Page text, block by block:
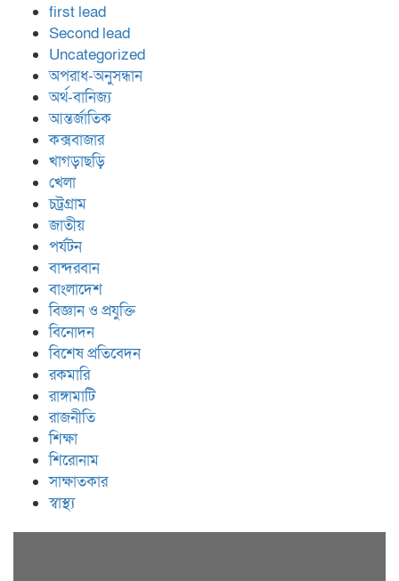
first lead
Second lead
Uncategorized
অপরাধ-অনুসন্ধান
অর্থ-বানিজ্য
আন্তর্জাতিক
কক্সবাজার
খাগড়াছড়ি
খেলা
চট্রগ্রাম
জাতীয়
পর্যটন
বান্দরবান
বাংলাদেশ
বিজ্ঞান ও প্রযুক্তি
বিনোদন
বিশেষ প্রতিবেদন
রকমারি
রাঙ্গামাটি
রাজনীতি
শিক্ষা
শিরোনাম
সাক্ষাতকার
স্বাস্থ্য